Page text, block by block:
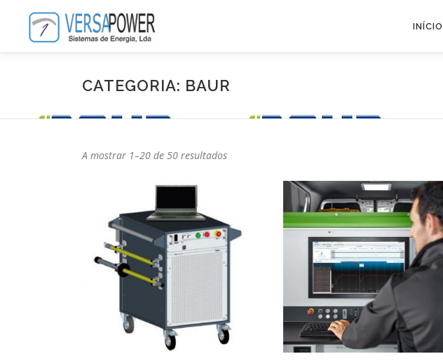
conteúdo
INÍCIO
CATEGORIA: BAUR
A mostrar 1–20 de 50 resultados